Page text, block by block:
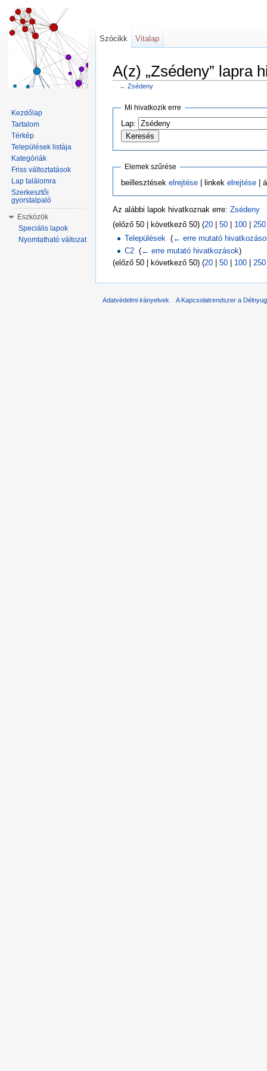
A(z) „Zsédeny” lapra
← Zsédeny
Mi hivatkozik erre
Lap:
Elemek szűrése
beillesztések elrejtése| linkek elrejtése|
Az alábbi lapok hivatkoznak erre: Zsédeny
(előző 50 | következő 50) (20 50 100 250
Települések ‎(← erre mutató
C2 ‎(← erre mutató hivatkozások)
(előző 50 | következő 50) (20 50 100 250
Szócikk Vitalap
Kezdőlap
Tartalom
Térkép
Települések listája
Kategóriák
Friss változtatások
Lap találomra
Szerkesztői
gyorstalpaló
Eszközök
Speciális lapok
Nyomtatható változat
Adatvédelmi irányelvek A Kapcsolatrendszer a